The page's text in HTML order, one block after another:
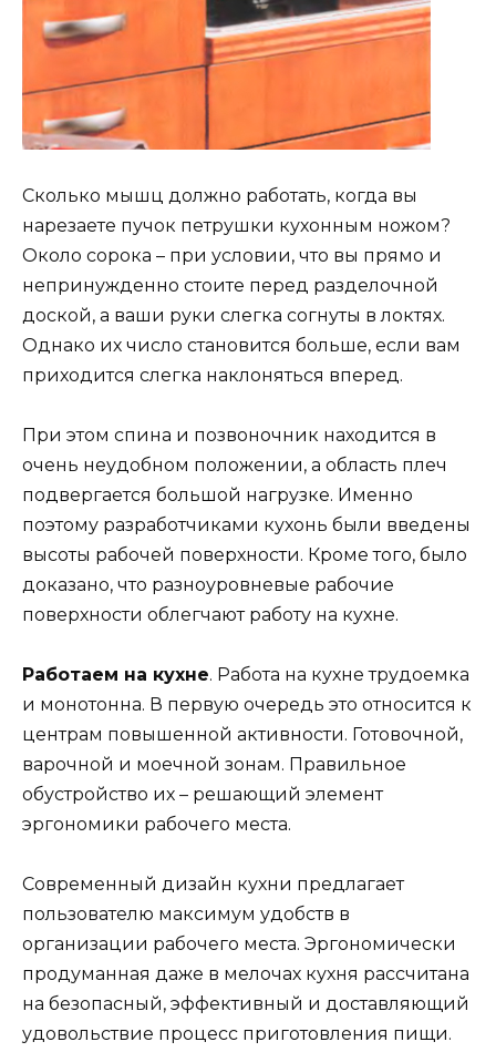
Сколько мышц должно работать, когда вы
нарезаете пучок петрушки кухонным ножом?
Около сорока – при условии, что вы прямо и
непринужденно стоите перед разделочной
доской, а ваши руки слегка согнуты в локтях.
Однако их число становится больше, если вам
приходится слегка наклоняться вперед.
При этом спина и позвоночник находится в
очень неудобном положении, а область плеч
подвергается большой нагрузке. Именно
поэтому разработчиками кухонь были введены
высоты рабочей поверхности. Кроме того, было
доказано, что разноуровневые рабочие
поверхности облегчают работу на кухне.
Работаем на кухне. Работа на кухне трудоемка
и монотонна. В первую очередь это относится к
центрам повышенной активности. Готовочной,
варочной и моечной зонам. Правильное
обустройство их – решающий элемент
эргономики рабочего места.
Современный дизайн кухни предлагает
пользователю максимум удобств в
организации рабочего места. Эргономически
продуманная даже в мелочах кухня рассчитана
на безопасный, эффективный и доставляющий
удовольствие процесс приготовления пищи.